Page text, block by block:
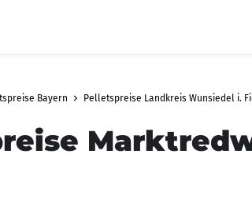
Bayern Pelletspreise Landkreis Wunsiedel i.